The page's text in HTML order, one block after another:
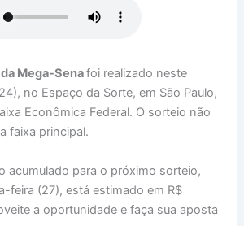
Mega-Senafoi realizado neste
no Espaço da Sorte, em São Paulo,
Econômica Federal. O sorteio não
faixa principal.
acumulado para o próximo sorteio,
feira (27), está estimado em R$
a oportunidade e faça sua aposta